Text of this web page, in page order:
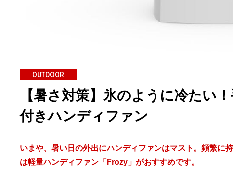
OUTDOOR
【暑さ対策】氷のように冷たい
付きハンディファン
いまや、暑い日の外出にハンディファンはマスト。頻繁
は軽量ハンディファン「Frozy」がおすすめです。